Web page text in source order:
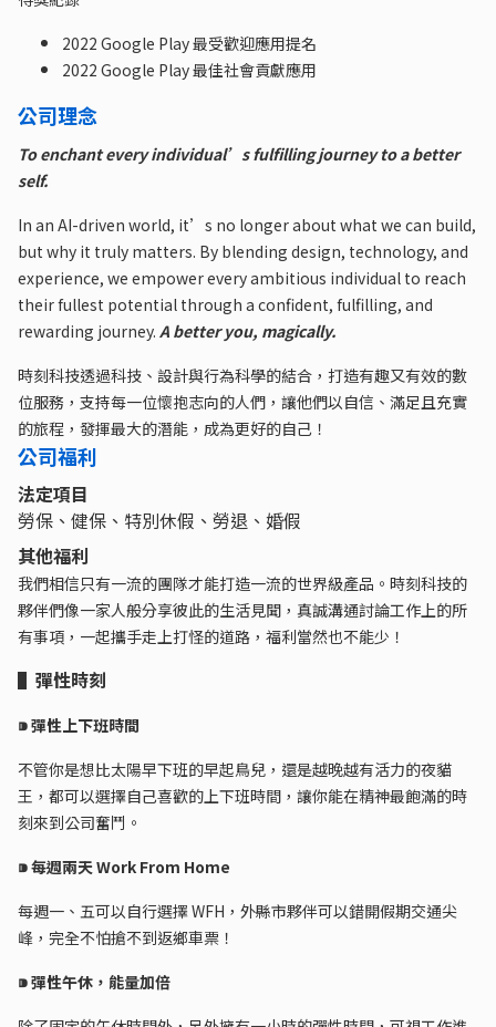
2022 Google Play 最受歡迎應用提名
2022 Google Play 最佳社會貢獻應用
公司理念
To enchant every individual’s fulfilling journey to a better
self.
In an AI-driven world, it’s no longer about what we can build,
but why it truly matters. By blending design, technology, and
experience, we empower every ambitious individual to reach
their fullest potential through a confident, fulfilling, and
rewarding journey. A better you, magically.
時刻科技透過科技、設計與行為科學的結合，打造有趣又有效的數
位服務，支持每一位懷抱志向的人們，讓他們以自信、滿足且充實
的旅程，發揮最大的潛能，成為更好的自己！
公司福利
法定項目
勞保、健保、特別休假、勞退、婚假
其他福利
我們相信只有一流的團隊才能打造一流的世界級產品。時刻科技的
夥伴們像一家人般分享彼此的生活見聞，真誠溝通討論工作上的所
有事項，一起攜手走上打怪的道路，福利當然也不能少！
▌彈性時刻
⁍ 彈性上下班時間
不管你是想比太陽早下班的早起鳥兒，還是越晚越有活力的夜貓
王，都可以選擇自己喜歡的上下班時間，讓你能在精神最飽滿的時
刻來到公司奮鬥。
⁍ 每週兩天 Work From Home
每週一、五可以自行選擇 WFH，外縣市夥伴可以錯開假期交通尖
峰，完全不怕搶不到返鄉車票！
⁍ 彈性午休，能量加倍